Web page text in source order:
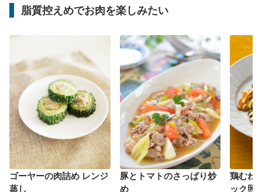
脂質控えめでお肉を楽しみたい
ゴーヤーの肉詰め レンジ
蒸し
豚とトマトのさっぱり炒
め
鶏むね
ック照